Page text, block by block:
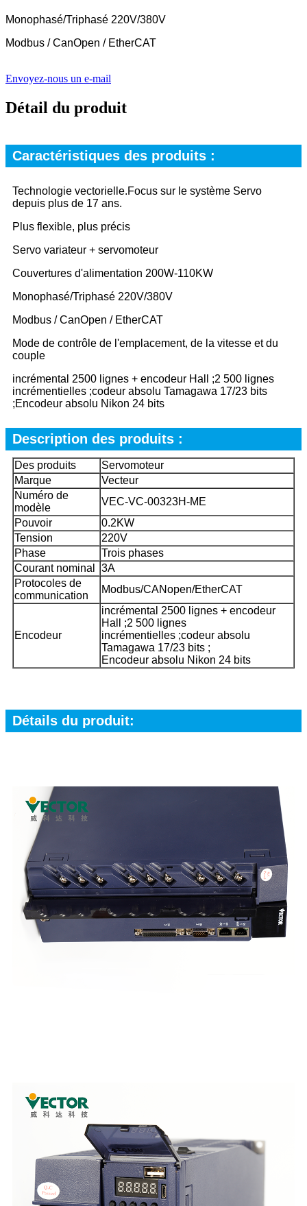
Monophasé/Triphasé 220V/380V
Modbus / CanOpen / EtherCAT
Envoyez-nous un e-mail
Détail du produit
Caractéristiques des produits :
Technologie vectorielle.Focus sur le système Servo
depuis plus de 17 ans.
Plus flexible, plus précis
Servo variateur + servomoteur
Couvertures d'alimentation 200W-110KW
Monophasé/Triphasé 220V/380V
Modbus / CanOpen / EtherCAT
Mode de contrôle de l'emplacement, de la vitesse et du
couple
incrémental 2500 lignes + encodeur Hall ;2 500 lignes
incrémentielles ;codeur absolu Tamagawa 17/23 bits
;Encodeur absolu Nikon 24 bits
Description des produits :
Des produits
Servomoteur
Marque
Vecteur
Numéro de
modèle
VEC-VC-00323H-ME
Pouvoir
0.2KW
Tension
220V
Phase
Trois phases
Courant nominal
3A
Protocoles de
communication
Modbus/CANopen/EtherCAT
Encodeur
incrémental 2500 lignes + encodeur
Hall ;2 500 lignes
incrémentielles ;codeur absolu
Tamagawa 17/23 bits ;
Encodeur absolu Nikon 24 bits
Détails du produit: